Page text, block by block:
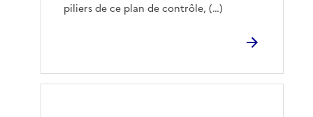
piliers de ce plan de contrôle, (…)